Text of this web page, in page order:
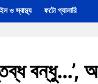
ও স্বাস্থ্য ফটো গ্যালারি
বন্ধু…’,